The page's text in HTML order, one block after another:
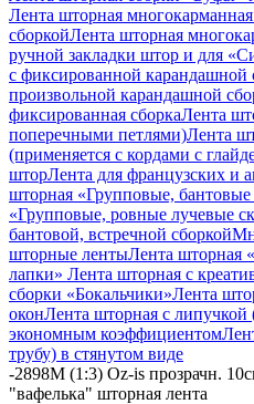
Лента шторная
сборкойЛента шторная
ручной закладки штор и для
с фиксированной карандашной
произвольной карандашной
фиксированная сборкаЛента
поперечными петлями)Лента
(применяется с кордами с
шторЛента для французских и
шторная «Групповые, бантовые
«Групповые, ровные лучевые
бантовой, встречной сборкой
шторные лентыЛента шторная
лапки» Лента шторная с
сборки «Бокальчики»Лента
оконЛента шторная с липучкой
экономным коэффициентом
трубу) в стянутом виде
-2898М (1:3) Oz-is прозрачн.
"вафелька" шторная лента